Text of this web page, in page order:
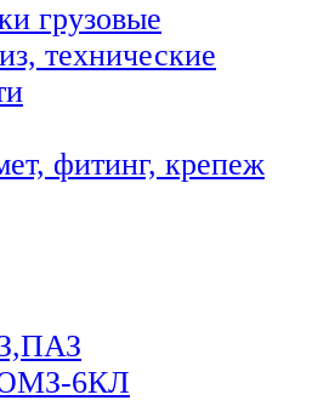
грузовые
технические
фитинг, крепеж
6КЛ